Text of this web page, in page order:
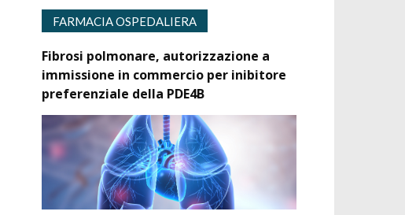
FARMACIA OSPEDALIERA
Fibrosi polmonare, autorizzazione a
immissione in commercio per inibitore
preferenziale della PDE4B